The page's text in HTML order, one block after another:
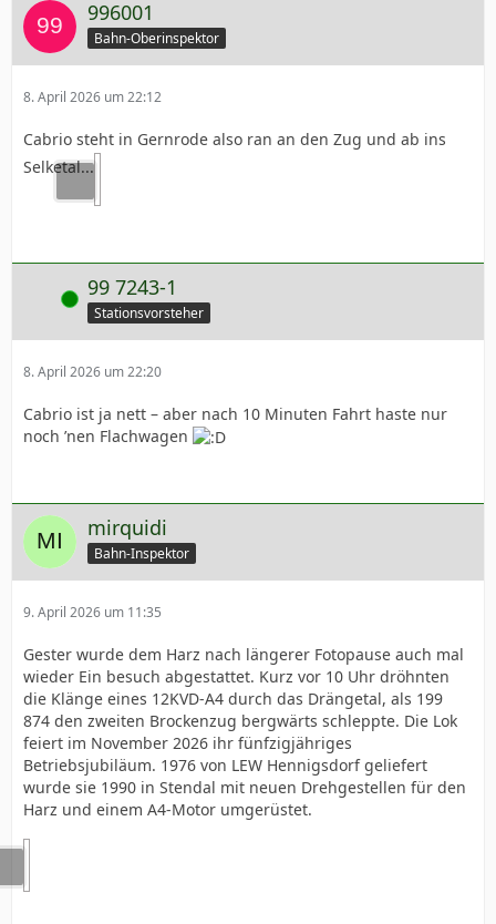
996001
Bahn-Oberinspektor
8. April 2026 um 22:12
Cabrio steht in Gernrode also ran an den Zug und ab ins
Selketal...
Online 99 7243-1
Stationsvorsteher
8. April 2026 um 22:20
Cabrio ist ja nett – aber nach 10 Minuten Fahrt haste nur
noch ’nen Flachwagen
mirquidi
Bahn-Inspektor
9. April 2026 um 11:35
Gester wurde dem Harz nach längerer Fotopause auch mal
wieder Ein besuch abgestattet. Kurz vor 10 Uhr dröhnten
die Klänge eines 12KVD-A4 durch das Drängetal, als 199
874 den zweiten Brockenzug bergwärts schleppte. Die Lok
feiert im November 2026 ihr fünfzigjähriges
Betriebsjubiläum. 1976 von LEW Hennigsdorf geliefert
wurde sie 1990 in Stendal mit neuen Drehgestellen für den
Harz und einem A4-Motor umgerüstet.